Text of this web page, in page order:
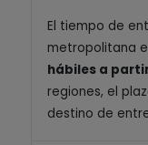
El tiempo de
metropolitana
hábiles a
regiones, el
destino de